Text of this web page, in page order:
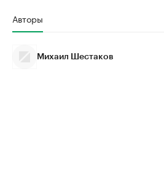
Авторы
Михаил Шестаков